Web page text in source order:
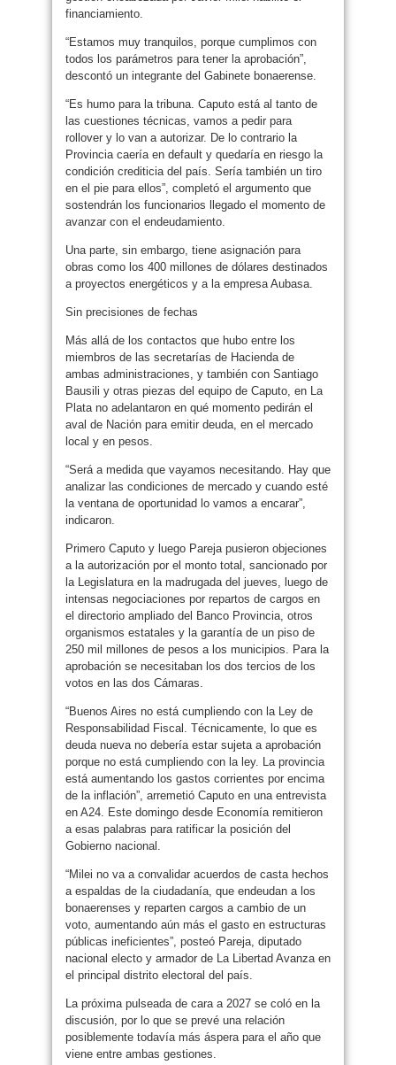
financiamiento.
“Estamos muy tranquilos, porque cumplimos con
todos los parámetros para tener la aprobación”,
descontó un integrante del Gabinete bonaerense.
“Es humo para la tribuna. Caputo está al tanto de
las cuestiones técnicas, vamos a pedir para
rollover y lo van a autorizar. De lo contrario la
Provincia caería en default y quedaría en riesgo la
condición crediticia del país. Sería también un tiro
en el pie para ellos”, completó el argumento que
sostendrán los funcionarios llegado el momento de
avanzar con el endeudamiento.
Una parte, sin embargo, tiene asignación para
obras como los 400 millones de dólares destinados
a proyectos energéticos y a la empresa Aubasa.
Sin precisiones de fechas
Más allá de los contactos que hubo entre los
miembros de las secretarías de Hacienda de
ambas administraciones, y también con Santiago
Bausili y otras piezas del equipo de Caputo, en La
Plata no adelantaron en qué momento pedirán el
aval de Nación para emitir deuda, en el mercado
local y en pesos.
“Será a medida que vayamos necesitando. Hay que
analizar las condiciones de mercado y cuando esté
la ventana de oportunidad lo vamos a encarar”,
indicaron.
Primero Caputo y luego Pareja pusieron objeciones
a la autorización por el monto total, sancionado por
la Legislatura en la madrugada del jueves, luego de
intensas negociaciones por repartos de cargos en
el directorio ampliado del Banco Provincia, otros
organismos estatales y la garantía de un piso de
250 mil millones de pesos a los municipios. Para la
aprobación se necesitaban los dos tercios de los
votos en las dos Cámaras.
“Buenos Aires no está cumpliendo con la Ley de
Responsabilidad Fiscal. Técnicamente, lo que es
deuda nueva no debería estar sujeta a aprobación
porque no está cumpliendo con la ley. La provincia
está aumentando los gastos corrientes por encima
de la inflación”, arremetió Caputo en una entrevista
en A24. Este domingo desde Economía remitieron
a esas palabras para ratificar la posición del
Gobierno nacional.
“Milei no va a convalidar acuerdos de casta hechos
a espaldas de la ciudadanía, que endeudan a los
bonaerenses y reparten cargos a cambio de un
voto, aumentando aún más el gasto en estructuras
públicas ineficientes”, posteó Pareja, diputado
nacional electo y armador de La Libertad Avanza en
el principal distrito electoral del país.
La próxima pulseada de cara a 2027 se coló en la
discusión, por lo que se prevé una relación
posiblemente todavía más áspera para el año que
viene entre ambas gestiones.